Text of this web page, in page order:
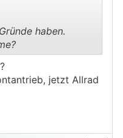
haben.
jetzt Allrad